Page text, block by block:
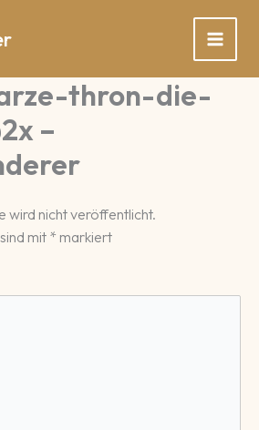
thron-die-
–
wird nicht veröffentlicht.
mit * markiert